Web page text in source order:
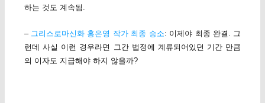
하는 것도 계속됨.
– 그리스로마신화 홍은영 작가 최종 승소: 이제야 최종 완결. 그
런데 사실 이런 경우라면 그간 법정에 계류되어있던 기간 만큼
의 이자도 지급해야 하지 않을까?